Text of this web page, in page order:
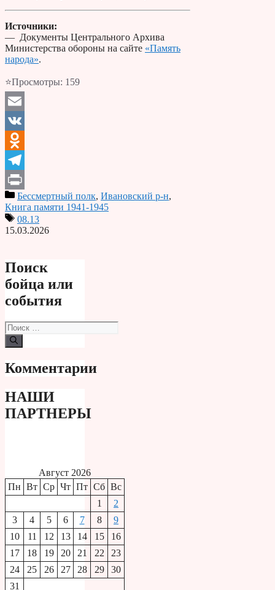
Источники:
— Документы Центрального Архива
Министерства обороны на сайте «Память
народа».
⭐Просмотры: 159
Email
VK
Odnoklassniki
Telegram
PrintБессмертный полк, Ивановский р-н,
Книга памяти 1941-1945
08.13
15.03.2026
Поиск
бойца или
события
Поиск:
Комментарии
НАШИ
ПАРТНЕРЫ
Август 2026
Пн Вт Ср Чт Пт Сб Вс
1
2
3
4 5 6 7 8
9
10
11 12 13 14 15
16
17
18 19 20 21 22
23
24
25 26 27 28 29
30
31